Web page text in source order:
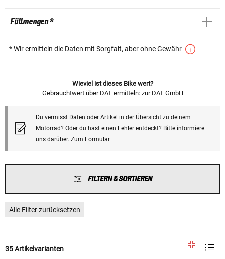
Füllmengen *
* Wir ermitteln die Daten mit Sorgfalt, aber ohne Gewähr
Wieviel ist dieses Bike wert?
Gebrauchtwert über DAT ermitteln: zur DAT GmbH
Du vermisst Daten oder Artikel in der Übersicht zu deinem
Motorrad? Oder du hast einen Fehler entdeckt? Bitte informiere
uns darüber. Zum Formular
FILTERN & SORTIEREN
Alle Filter zurücksetzen
35 Artikelvarianten